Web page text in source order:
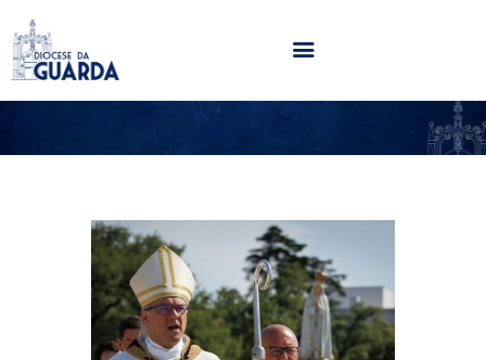
HOME
PARÓQUIAS
NOTÍCIAS
AGENDA
MULTIMÉDIA